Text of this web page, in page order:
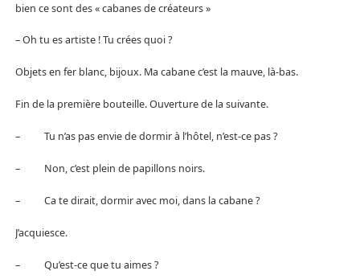
bien ce sont des « cabanes de créateurs »
– Oh tu es artiste ! Tu crées quoi ?
Objets en fer blanc, bijoux. Ma cabane c’est la mauve, là-bas.
Fin de la première bouteille. Ouverture de la suivante.
– Tu n’as pas envie de dormir à l’hôtel, n’est-ce pas ?
– Non, c’est plein de papillons noirs.
– Ca te dirait, dormir avec moi, dans la cabane ?
J’acquiesce.
– Qu’est-ce que tu aimes ?